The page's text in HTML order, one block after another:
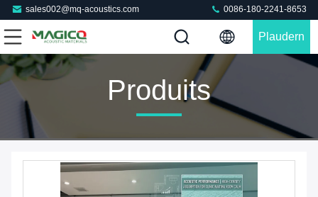
sales002@mq-acoustics.com 0086-180-2241-8653
Plaudern
Produits